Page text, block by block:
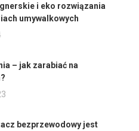
i eko rozwiązania
umywalkowych
– jak zarabiać na
bezprzewodowy jest